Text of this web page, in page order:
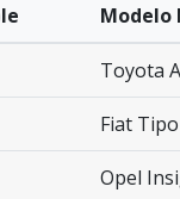
Modelo
Toyota
Fiat
Opel